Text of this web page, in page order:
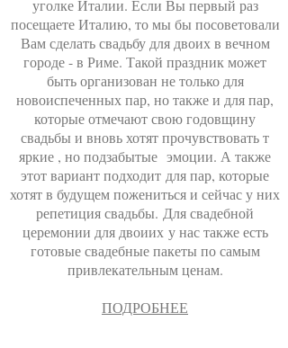
уголке Италии. Если Вы первый раз
посещаете Италию, то мы бы посоветовали
Вам сделать свадьбу для двоих в вечном
городе - в Риме. Такой праздник может
быть организован не только для
новоиспеченных пар, но также и для пар,
которые отмечают свою годовщину
свадьбы и вновь хотят прочувствовать т
яркие , но подзабытые эмоции. А также
этот вариант подходит для пар, которые
хотят в будущем пожениться и сейчас у них
репетиция свадьбы. Для свадебной
церемонии для двоиих у нас также есть
готовые свадебные пакеты по самым
привлекательным ценам.
ПОДРОБНЕЕ